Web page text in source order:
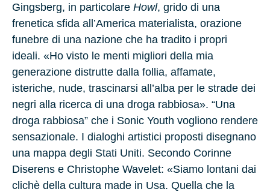
Gingsberg, in particolare Howl, grido di una
frenetica sfida all’America materialista, orazione
funebre di una nazione che ha tradito i propri
ideali. «Ho visto le menti migliori della mia
generazione distrutte dalla follia, affamate,
isteriche, nude, trascinarsi all’alba per le strade dei
negri alla ricerca di una droga rabbiosa». “Una
droga rabbiosa” che i Sonic Youth vogliono rendere
sensazionale. I dialoghi artistici proposti disegnano
una mappa degli Stati Uniti. Secondo Corinne
Diserens e Christophe Wavelet: «Siamo lontani dai
clichè della cultura made in Usa. Quella che la